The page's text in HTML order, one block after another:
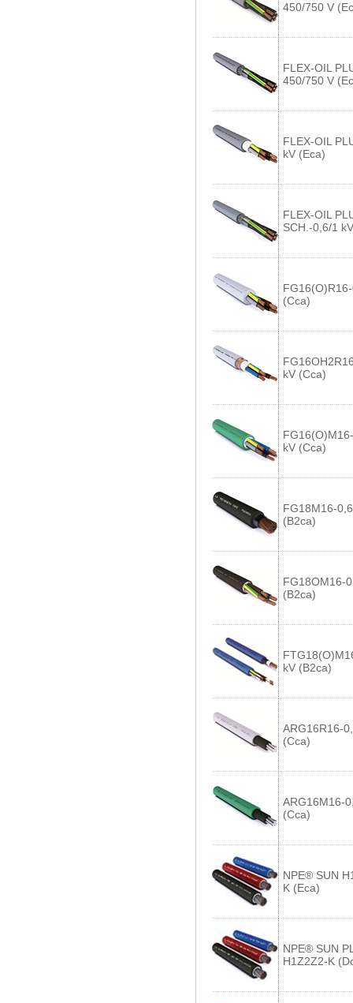
450/750 V
FLEX-OIL
450/750 V
FLEX-OIL
kV (Eca)
FLEX-OIL
SCH.-0,6/1 kV
(Cca)
kV (Cca)
kV (Cca)
FG18M16-
(B2ca)
FG18OM16-
(B2ca)
kV (B2ca)
ARG16R16-
(Cca)
ARG16M16-
(Cca)
NPE® SUN
K (Eca)
NPE® SUN
H1Z2Z2-K